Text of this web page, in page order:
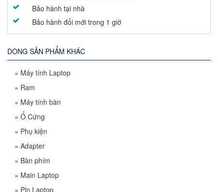
Bảo hành tại nhà
Bảo hành đổi mới trong 1 giờ
DÒNG SẢN PHẨM KHÁC
» Máy tính Laptop
» Ram
» Máy tính bàn
» Ổ Cứng
» Phụ kiện
» Adapter
» Bàn phím
» Main Laptop
» Pin Laptop